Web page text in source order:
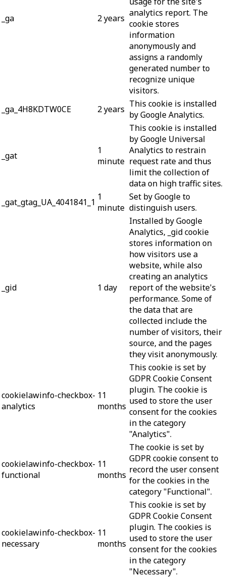
_ga 2 years analytics report. The
cookie stores
information
anonymously and
assigns a randomly
generated number to
recognize unique
visitors.
_ga_4H8KDTW0CE
2 years This cookie is installed
by Google Analytics.
_gat
1
minute
This cookie is installed
by Google Universal
Analytics to restrain
request rate and thus
limit the collection of
data on high traffic sites.
_gat_gtag_UA_4041841_1 1
minute
Set by Google to
distinguish users.
_gid 1 day
Installed by Google
Analytics, _gid cookie
stores information on
how visitors use a
website, while also
creating an analytics
report of the website's
performance. Some of
the data that are
collected include the
number of visitors, their
source, and the pages
they visit anonymously.
cookielawinfo-checkbox-
analytics
11
months
This cookie is set by
GDPR Cookie Consent
plugin. The cookie is
used to store the user
consent for the cookies
in the category
"Analytics".
cookielawinfo-checkbox-
functional
11
months
The cookie is set by
GDPR cookie consent to
record the user consent
for the cookies in the
category "Functional".
cookielawinfo-checkbox-
necessary
11
months
This cookie is set by
GDPR Cookie Consent
plugin. The cookies is
used to store the user
consent for the cookies
in the category
"Necessary".